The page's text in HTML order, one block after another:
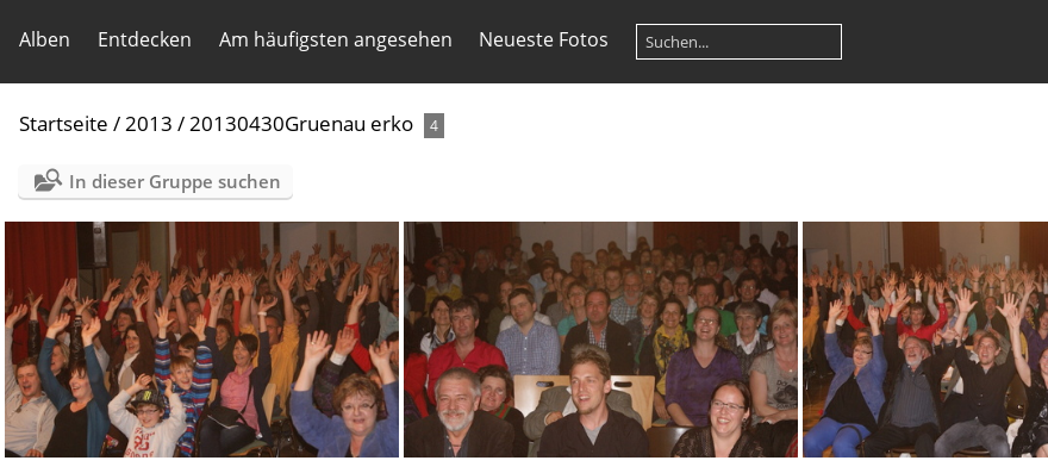
Alben Entdecken Am häufigsten angesehen Neueste Fotos
Startseite /2013 /20130430Gruenau erko 4
In dieser Gruppe suchen